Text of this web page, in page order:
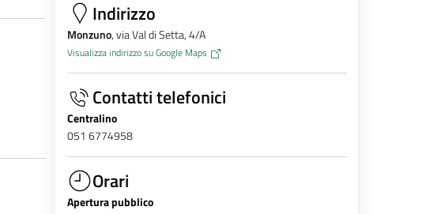
Indirizzo
Monzuno, via Val di Setta, 4/A
Visualizza indirizzo su Google Maps
Contatti telefonici
Centralino
051 6774958
Orari
Apertura pubblico